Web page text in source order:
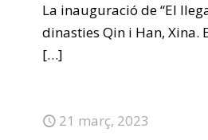
La inauguració de “El
dinasties Qin i Han, Xina.
[…]
21 març, 2023